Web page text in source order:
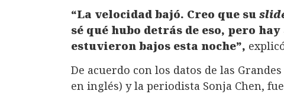
“La velocidad bajó. Creo que su
sé qué hubo detrás de eso, pero
estuvieron bajos esta noche”,
De acuerdo con los datos de las
en inglés) y la periodista Sonja Chen,